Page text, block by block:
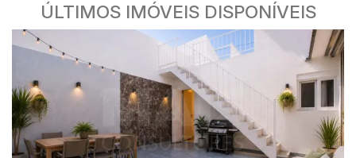
ÚLTIMOS IMÓVEIS DISPONÍVEIS